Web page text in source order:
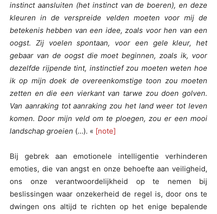
instinct aansluiten (het instinct van de boeren), en deze
kleuren in de verspreide velden moeten voor mij de
betekenis hebben van een idee, zoals voor hen van een
oogst. Zij voelen spontaan, voor een gele kleur, het
gebaar van de oogst die moet beginnen, zoals ik, voor
dezelfde rijpende tint, instinctief zou moeten weten hoe
ik op mijn doek de overeenkomstige toon zou moeten
zetten en die een vierkant van tarwe zou doen golven.
Van aanraking tot aanraking zou het land weer tot leven
komen. Door mijn veld om te ploegen, zou er een mooi
landschap groeien (…). « [note]
Bij gebrek aan emotionele intelligentie verhinderen
emoties, die van angst en onze behoefte aan veiligheid,
ons onze verantwoordelijkheid op te nemen bij
beslissingen waar onzekerheid de regel is, door ons te
dwingen ons altijd te richten op het enige bepalende